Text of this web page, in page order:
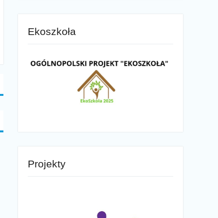
Ekoszkoła
Projekty